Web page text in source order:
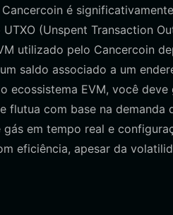
é
(Unspent Transaction
utilizado pelo Cancercoin
saldo associado a um
ecossistema EVM, você
com base na demanda
em tempo real e
eficiência, apesar da